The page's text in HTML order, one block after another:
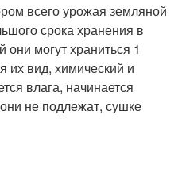
всего урожая земляной
срока хранения в
могут храниться 1
их вид, химический и
влага, начинается
не подлежат, сушке